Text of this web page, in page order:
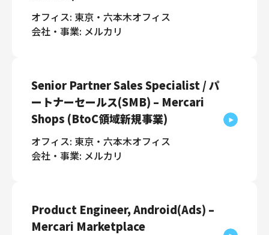
オフィス: 東京・六本木オフィス
会社・事業: メルカリ
Senior Partner Sales Specialist / パ
ートナーセールス(SMB) – Mercari
Shops (BtoC領域新規事業)
オフィス: 東京・六本木オフィス
会社・事業: メルカリ
Product Engineer, Android(Ads) –
Mercari Marketplace